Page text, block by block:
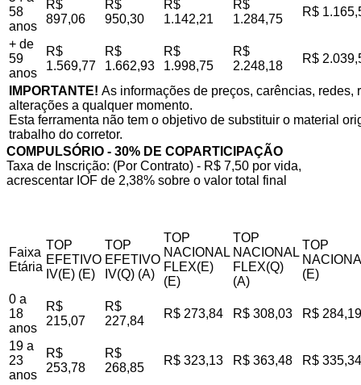
58
anos
R$
897,06
R$
950,30
R$
1.142,21
R$
1.284,75
R$
+ de
59
anos
R$
1.569,77
R$
1.662,93
R$
1.998,75
R$
2.248,18
R$
IMPORTANTE! As informações de preços, carências,
alterações a qualquer momento.
Esta ferramenta não tem o objetivo de substituir o material
trabalho do corretor.
COMPULSÓRIO - 30% DE COPARTICIPAÇÃO
Taxa de Inscrição: (Por Contrato) - R$ 7,50 por vida,
acrescentar IOF de 2,38% sobre o valor total final
Faixa
Etária
TOP
EFETIVO
IV(E) (E)
TOP
EFETIVO
IV(Q) (A)
TOP
NACIONAL
FLEX(E)
(E)
TOP
NACIONAL
FLEX(Q)
(A)
TOP
(E)
0 a
18
anos
R$
215,07
R$
227,84
R$ 273,84 R$ 308,03 R$ 284,19
19 a
23
anos
R$
253,78
R$
268,85
R$ 323,13 R$ 363,48 R$ 335,34